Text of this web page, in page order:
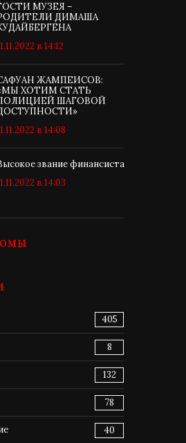
МУЗЕЯ –
ДИМАША
в 14:12
ЖАМПЕИСОВ:
ХОТИМ СТАТЬ
ШАГОВОЙ
в 14:08
звание финансиста
в 14:03
405
8
132
78
40